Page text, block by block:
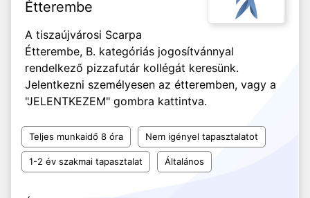
Étterembe
A tiszaújvárosi Scarpa
Étterembe, B. kategóriás jogosítvánnyal
rendelkező pizzafutár kollégát keresünk.
Jelentkezni személyesen az étteremben, vagy a
"JELENTKEZEM" gombra kattintva.
Teljes munkaidő 8 óra Nem igényel tapasztalatot
1-2 év szakmai tapasztalat Általános